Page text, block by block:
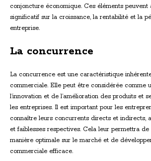
conjoncture économique. Ces éléments
significatif sur la croissance, la rentabilité et la
entreprise.
La concurrence
La concurrence est une caractéristique
commerciale. Elle peut être considérée comme
l’innovation et de l’amélioration des produits et
les entreprises. Il est important pour les
connaître leurs concurrents directs et indirects,
et faiblesses respectives. Cela leur permettra
manière optimale sur le marché et de
commerciale efficace.